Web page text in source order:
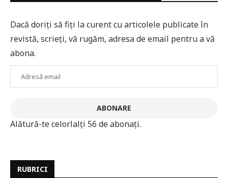
Dacă doriți să fiți la curent cu articolele publicate în
revistă, scrieți, vă rugăm, adresa de email pentru a vă
abona.
ABONARE
Alătură-te celorlalți 56 de abonați.
RUBRICI